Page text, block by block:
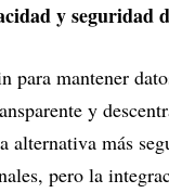
y seguridad
para mantener
y
alternativa más
pero la